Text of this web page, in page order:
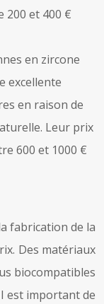
200 et 400 €
en zircone
excellente
en raison de
Leur prix
600 et 1000 €
fabrication de la
Des matériaux
biocompatibles
est important de